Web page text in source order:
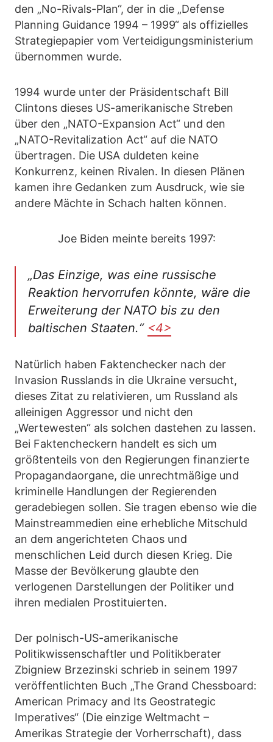
den „No-Rivals-Plan“, der in die „Defense
Planning Guidance 1994 – 1999“ als offizielles
Strategiepapier vom Verteidigungsministerium
übernommen wurde.
1994 wurde unter der Präsidentschaft Bill
Clintons dieses US-amerikanische Streben
über den „NATO-Expansion Act“ und den
„NATO-Revitalization Act“ auf die NATO
übertragen. Die USA duldeten keine
Konkurrenz, keinen Rivalen. In diesen Plänen
kamen ihre Gedanken zum Ausdruck, wie sie
andere Mächte in Schach halten können.
Joe Biden meinte bereits 1997:
„Das Einzige, was eine russische
Reaktion hervorrufen könnte, wäre die
Erweiterung der NATO bis zu den
baltischen Staaten.“ <4>
Natürlich haben Faktenchecker nach der
Invasion Russlands in die Ukraine versucht,
dieses Zitat zu relativieren, um Russland als
alleinigen Aggressor und nicht den
„Wertewesten“ als solchen dastehen zu lassen.
Bei Faktencheckern handelt es sich um
größtenteils von den Regierungen finanzierte
Propagandaorgane, die unrechtmäßige und
kriminelle Handlungen der Regierenden
geradebiegen sollen. Sie tragen ebenso wie die
Mainstreammedien eine erhebliche Mitschuld
an dem angerichteten Chaos und
menschlichen Leid durch diesen Krieg. Die
Masse der Bevölkerung glaubte den
verlogenen Darstellungen der Politiker und
ihren medialen Prostituierten.
Der polnisch-US-amerikanische
Politikwissenschaftler und Politikberater
Zbigniew Brzezinski schrieb in seinem 1997
veröffentlichten Buch „The Grand Chessboard:
American Primacy and Its Geostrategic
Imperatives“ (Die einzige Weltmacht –
Amerikas Strategie der Vorherrschaft), dass